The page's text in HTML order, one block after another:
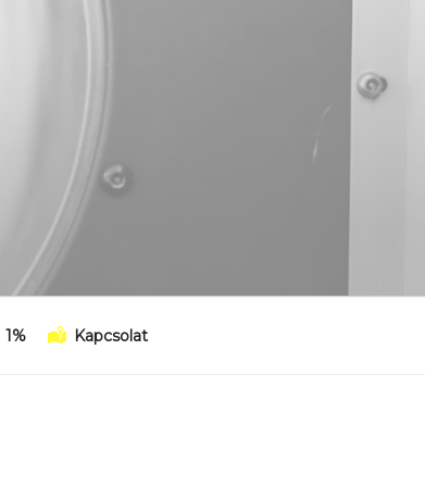
1% Kapcsolat